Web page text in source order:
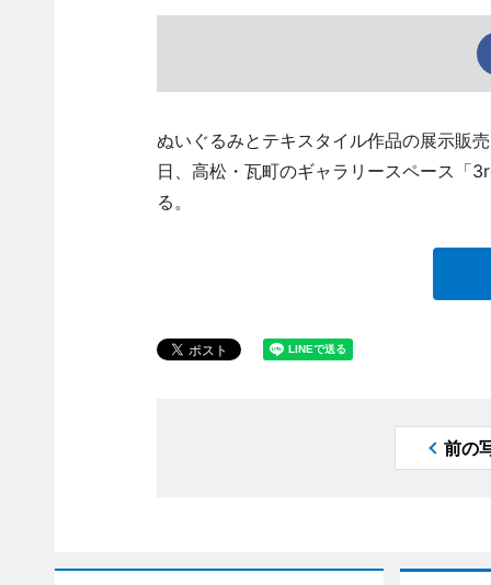
ぬいぐるみとテキスタイル作品の展示販
日、高松・瓦町のギャラリースペース「
る。
前の